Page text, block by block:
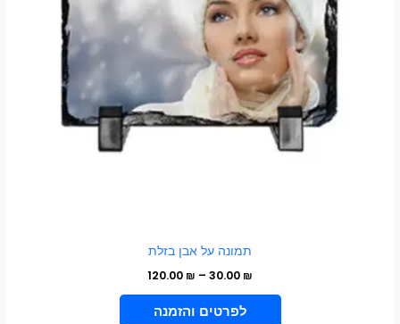
תמונה על אבן בזלת
30.00 ₪
–
120.00 ₪
VIEW PRODUCT
ניתן
לבחור
האפשרויות
בעמוד
המוצר